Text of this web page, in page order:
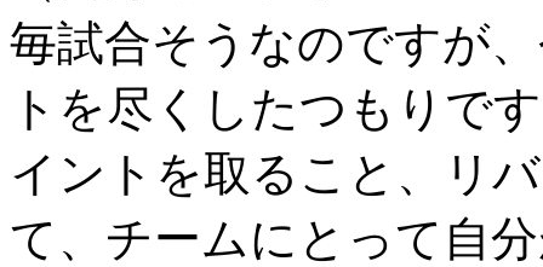
毎試合そうなのですが
トを尽くしたつもりで
イントを取ること、リ
て、チームにとって自